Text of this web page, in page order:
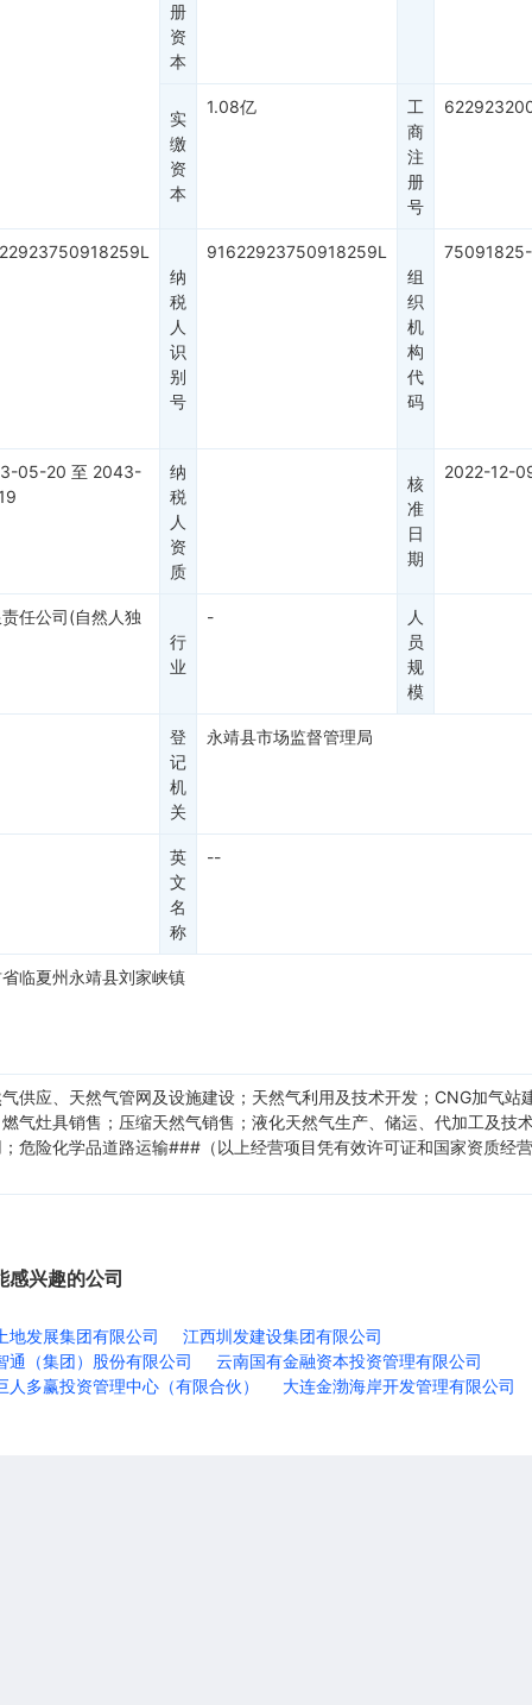
册
资
本
实
缴
资
本
1.08亿
工
商
注
册
号
纳
税
人
识
别
号
91622923750918259L
组
织
机
构
代
码
05-20 至 2043-
纳
税
人
资
质
核
准
日
期
2022-12-
任公司(自然人独
行
业
-
人
员
规
模
登
记
机
关
永靖县市场监督管理局
英
文
名
称
--
临夏州永靖县刘家峡镇
供应、天然气管网及设施建设；天然气利用及技术开发；CNG加气站
气灶具销售；压缩天然气销售；液化天然气生产、储运、代加工及技
危险化学品道路运输###（以上经营项目凭有效许可证和国家资质经
感兴趣的公司
地发展集团有限公司
江西圳发建设集团有限公司
通（集团）股份有限公司
云南国有金融资本投资管理有限公司
人多赢投资管理中心（有限合伙）
大连金渤海岸开发管理有限公司